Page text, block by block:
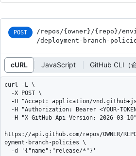
POST /repos /{owner} /{repo} /
/deployment-branch-
cURL JavaScript GitHub CLI（
curl -L \
https://api.github.com/repos/OWNER/REPO/
oyment-branch-policies \
  -d '{"name":"release/*"}'